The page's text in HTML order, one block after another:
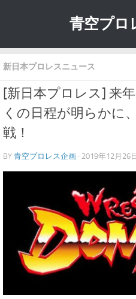
青空プロ
新日本プロレスニュース
[新日本プロレス] 来
くの日程が明らかに
戦！
BY 青空プロレス企画 · 2019年12月26日